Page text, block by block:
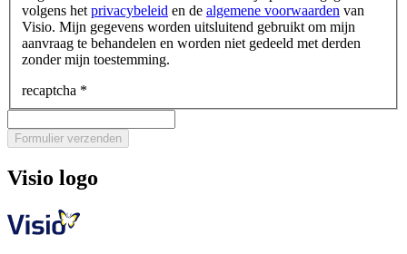
volgens hetprivacybeleid en de algemene voorwaarden van
Visio. Mijn gegevens worden uitsluitend gebruikt om mijn
aanvraag te behandelen en worden niet gedeeld met derden
zonder mijn toestemming.
recaptcha *
Formulier verzenden
Visio logo